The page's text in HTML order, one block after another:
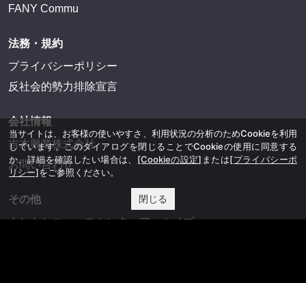
FANY Commu
法務・規約
プライバシーポリシー
反社会的勢力排除宣言
会社情報
吉本興業株式会社
お問い合わせ
その他
よしもとニュースセンターアーカイブ
当サイトは、お客様の使いやすさ、利用状況の分析のためCookieを利用
しています。このダイアログを閉じることでCookieの使用に同意する
か、詳細を確認したい場合は、 [Cookieの設定] または[プライバシーポ
リシー]をご参照ください。
閉じる